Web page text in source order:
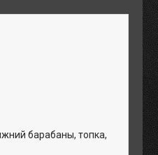
барабаны, топка,